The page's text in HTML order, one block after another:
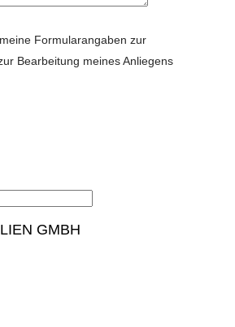
Formularangaben zur
Bearbeitung meines Anliegens
GMBH